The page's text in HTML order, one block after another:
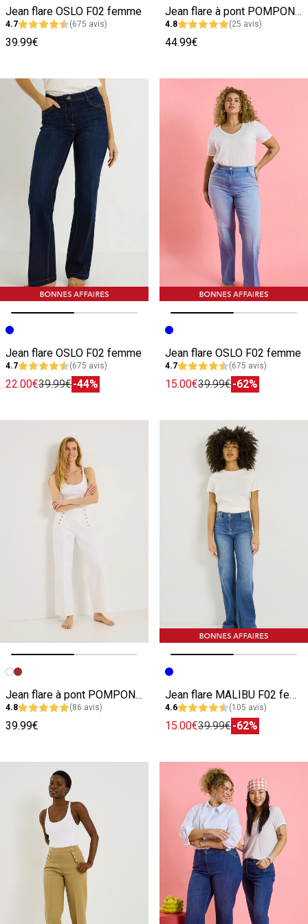
Jean flare OSLO F02 femme
4.7 (675 avis)
39.99€
Jean flare à pont POMPON F02 femme
4.8 (25 avis)
44.99€
Image précédente
Image suivante
Jean flare OSLO F02 femme
4.7 (675 avis)
22.00€39.99€-44%
Image précédente
Image suivante
Jean flare OSLO F02 femme
4.7 (675 avis)
15.00€39.99€-62%
Image précédente
Image suivante
Jean flare à pont POMPON F02 femme
4.8 (86 avis)
39.99€
Image précédente
Image suivante
Jean flare MALIBU F02 femme
4.6 (105 avis)
15.00€39.99€-62%